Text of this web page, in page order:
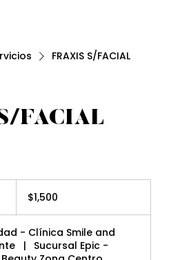
FRAXIS S/FACIAL
FACIAL
mexicanos
$1,500
- Clínica Smile and
|
Sucursal Epic -